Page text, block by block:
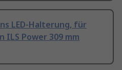
LED-Halterung, für
ILS Power 309 mm